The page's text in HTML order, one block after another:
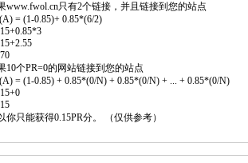
www.fwol.cn只有2个链接，并且链接到您的站点
= (1-0.85)+ 0.85*(6/2)
10个PR=0的网站链接到您的站点
= (1-0.85) + 0.85*(0/N) + 0.85*(0/N) + ... + 0.85*(0/N)
你只能获得0.15PR分。 （仅供参考）